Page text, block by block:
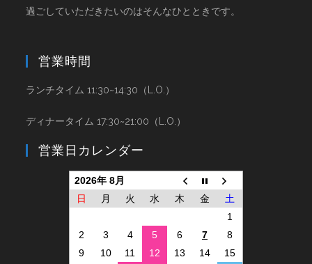
過ごしていただきたいのはそんなひとときです。
営業時間
ランチタイム 11:30~14:30（L.O.）
ディナータイム 17:30~21:00（L.O.）
営業日カレンダー
2026年 8月
日
月 火 水 木 金
土
1
2
3 4 5 6 7
8
9
10 11 12 13 14
15